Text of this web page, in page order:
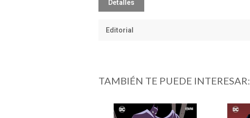
Detalles
Editorial
TAMBIÉN TE PUEDE INTERESAR: